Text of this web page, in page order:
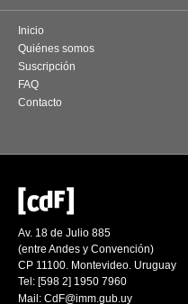
Inicio
Quiénes somos
Suscripción
FAQ
Contacto
Av. 18 de Julio 885
(entre Andes y Convención)
CP 11100. Montevideo. Uruguay
Tel: [598 2] 1950 7960
Mail: CdF@imm.gub.uy